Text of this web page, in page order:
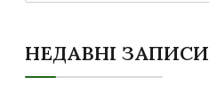
НЕДАВНІ ЗАПИСИ